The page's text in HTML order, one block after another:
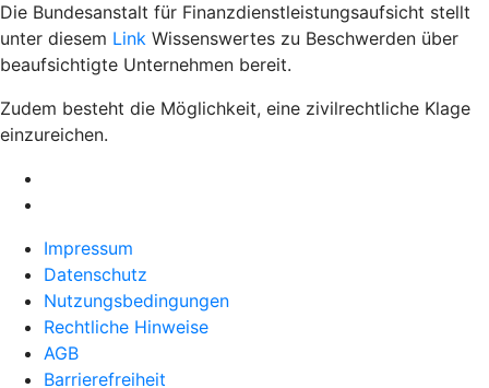
Die Bundesanstalt für Finanzdienstleistungsaufsicht stellt
unter diesem Link Wissenswertes zu Beschwerden über
beaufsichtigte Unternehmen bereit.
Zudem besteht die Möglichkeit, eine zivilrechtliche Klage
einzureichen.
Impressum
Datenschutz
Nutzungsbedingungen
Rechtliche Hinweise
AGB
Barrierefreiheit